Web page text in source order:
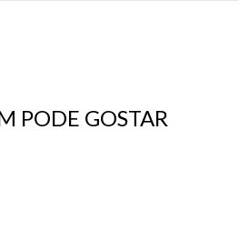
PODE GOSTAR